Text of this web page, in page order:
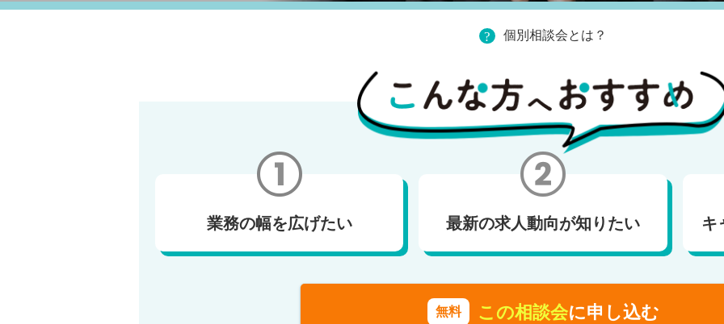
個別相談会とは？
業務の幅を広げたい 最新の求人動向が知りたい キ
無料 この相談会に申し込む